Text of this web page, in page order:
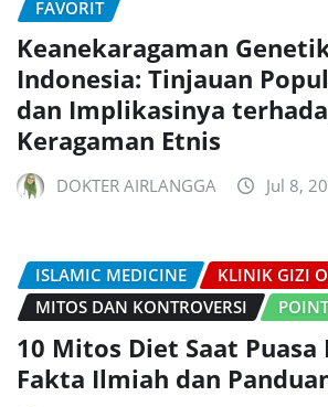
FAVORIT
Keanekaragaman
Indonesia: Tinjauan
dan Implikasinya
Keragaman Etnis
DOKTER AIRLANGGA Jul 8,
ISLAMIC MEDICINE
KLINIK GIZI
MITOS DAN KONTROVERSI
10 Mitos Diet Saat Puasa
Fakta Ilmiah dan